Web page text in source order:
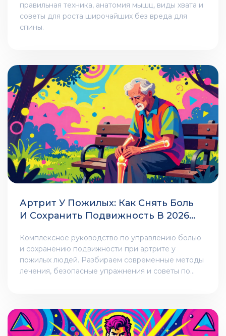
правильная техника, анатомия мышц, виды хвата и
советы для роста широчайших без вреда для
спины.
Артрит У Пожилых: Как Снять Боль
И Сохранить Подвижность В 2026
Комплексное руководство по управлению болью
и сохранению подвижности при артрите у
пожилых людей. Разбираем современные методы
лечения, безопасные упражнения и советы по